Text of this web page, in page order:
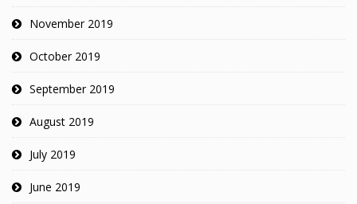
November 2019
October 2019
September 2019
August 2019
July 2019
June 2019